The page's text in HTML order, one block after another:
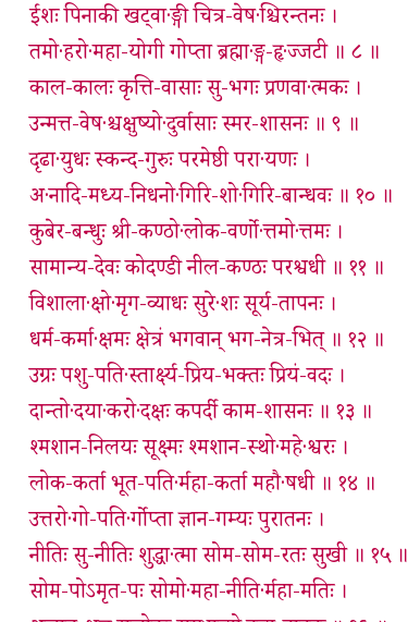
ईशः पिनाकी खट्वा·ङ्गी चित्र-वेष·श्चिरन्तनः ।
तमो·हरो·महा-योगी गोप्ता ब्रह्मा·ङ्ग-हृ·ज्जटी ॥ ८ ॥
काल-कालः कृत्ति-वासाः सु-भगः प्रणवा·त्मकः ।
उन्मत्त-वेष·श्चक्षुष्यो·दुर्वासाः स्मर-शासनः ॥ ९ ॥
दृढा·युधः स्कन्द-गुरुः परमेष्ठी परा·यणः ।
अ·नादि-मध्य-निधनो·गिरि-शो·गिरि-बान्धवः ॥ १० ॥
कुबेर-बन्धुः श्री-कण्ठो·लोक-वर्णो·त्तमो·त्तमः ।
सामान्य-देवः कोदण्डी नील-कण्ठः परश्वधी ॥ ११ ॥
विशाला·क्षो·मृग-व्याधः सुरे·शः सूर्य-तापनः ।
धर्म-कर्मा·क्षमः क्षेत्रं भगवान् भग-नेत्र-भित् ॥ १२ ॥
उग्रः पशु-पति·स्तार्क्ष्य-प्रिय-भक्तः प्रियं-वदः ।
दान्तो·दया·करो·दक्षः कपर्दी काम-शासनः ॥ १३ ॥
श्मशान-निलयः सूक्ष्मः श्मशान-स्थो·महे·श्वरः ।
लोक-कर्ता भूत-पति·र्महा-कर्ता महौ·षधी ॥ १४ ॥
उत्तरो·गो-पति·र्गोप्ता ज्ञान-गम्यः पुरातनः ।
नीतिः सु-नीतिः शुद्धा·त्मा सोम-सोम-रतः सुखी ॥ १५ ॥
सोम-पोऽमृत-पः सोमो·महा-नीति·र्महा-मतिः ।